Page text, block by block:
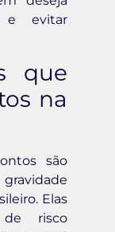
e evitar
que
na
são
Elas
de risco